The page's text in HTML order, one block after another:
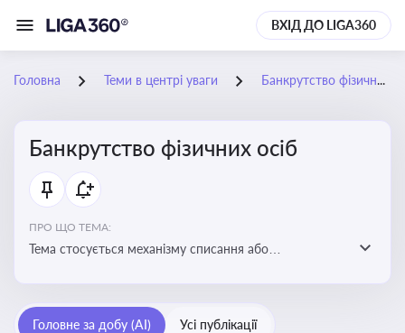
ВХІД ДО LIGA360
Головна Теми в центрі уваги Банкрутство фізичних осіб
Банкрутство фізичних осіб
ПРО ЩО ТЕМА:
Тема стосується механізму списання або
права як боржника, так і кредиторів
Головне за добу (AI) Усі публікації